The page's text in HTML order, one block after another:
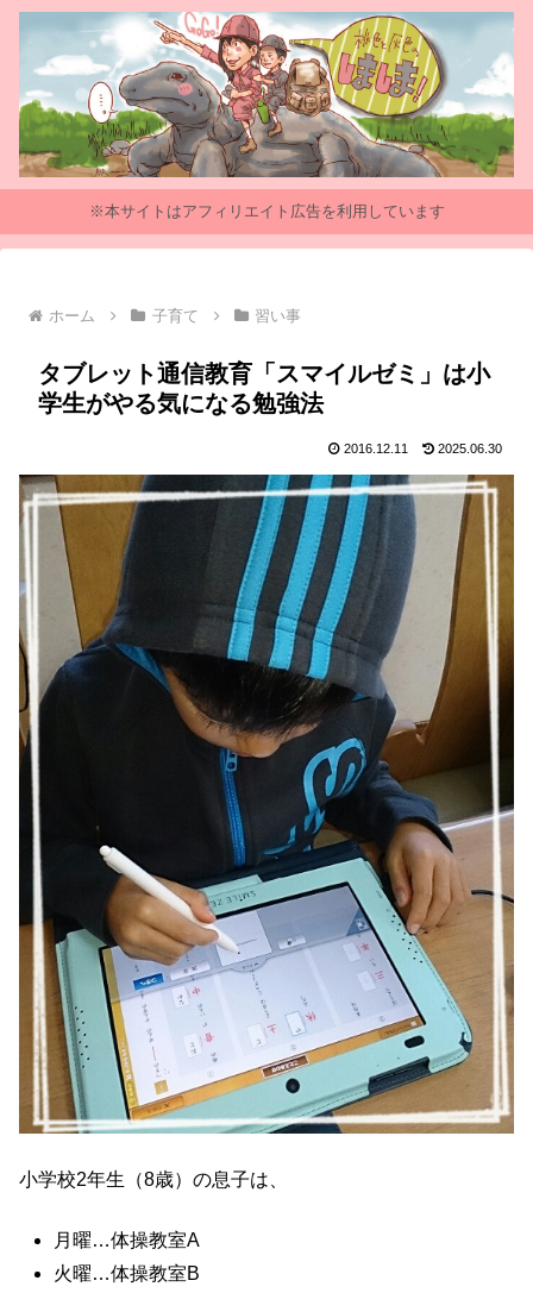
※本サイトはアフィリエイト広告を利用しています
ホーム 子育て 習い事
タブレット通信教育「スマイルゼミ」は小
学生がやる気になる勉強法
2016.12.11 2025.06.30
小学校2年生（8歳）の息子は、
月曜…体操教室A
火曜…体操教室B